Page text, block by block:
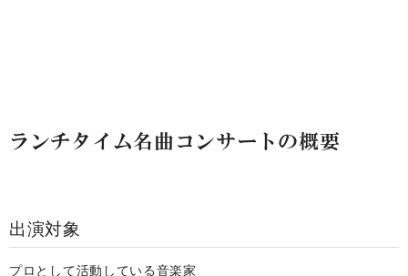
ランチタイム名曲コンサートの概要
出演対象
プロとして活動している音楽家